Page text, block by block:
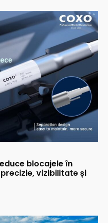
blocajele în
vizibilitate și